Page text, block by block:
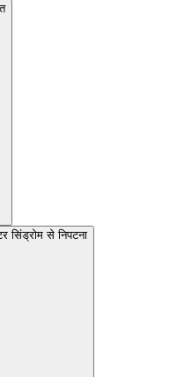
सिंड्रोम से निपटना